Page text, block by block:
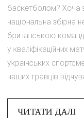
баскетболом? Хоча
національна збірна
британською
у кваліфікаційних
українських
наших гравців
ЧИТАТИ ДАЛІ